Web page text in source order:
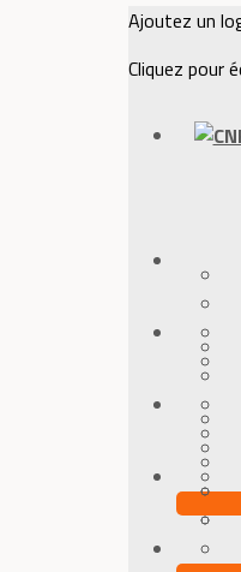
Ajoutez un
Cliquez pour